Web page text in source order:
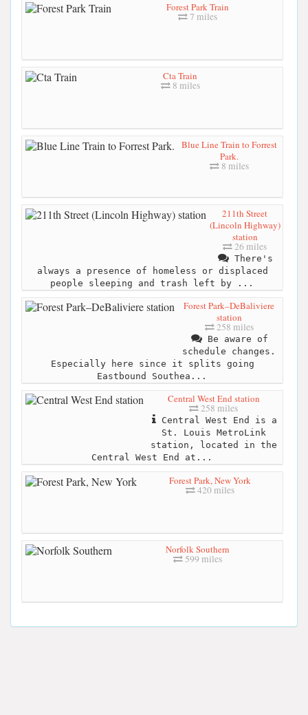
Forest Park Train
7 miles
Cta Train
8 miles
Blue Line Train to Forrest
Park.
8 miles
211th Street
(Lincoln Highway)
station
26 miles
There's
always a presence of homeless or displaced
people sleeping and trash left by ...
Forest Park–DeBaliviere
station
258 miles
Be aware of
schedule changes.
Especially here since it splits going
Eastbound Southea...
Central West End station
258 miles
Central West End is a
St. Louis MetroLink
station, located in the
Central West End at...
Forest Park, New York
420 miles
Norfolk Southern
599 miles